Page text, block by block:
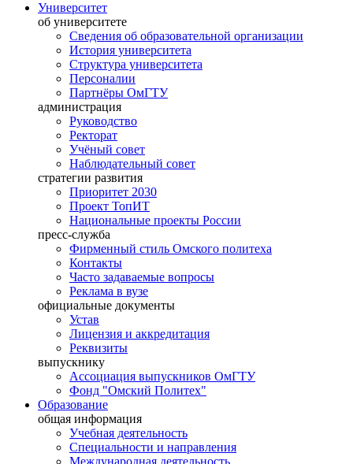
Университет
об университете
Сведения об образовательной организации
История университета
Структура университета
Персоналии
Партнёры ОмГТУ
администрация
Руководство
Ректорат
Учёный совет
Наблюдательный совет
стратегии развития
Приоритет 2030
Проект ТопИТ
Национальные проекты России
пресс-служба
Фирменный стиль Омского политеха
Контакты
Часто задаваемые вопросы
Реклама в вузе
официальные документы
Устав
Лицензия и аккредитация
Реквизиты
выпускнику
Ассоциация выпускников ОмГТУ
Фонд "Омский Политех"
Образование
общая информация
Учебная деятельность
Специальности и направления
Международная деятельность